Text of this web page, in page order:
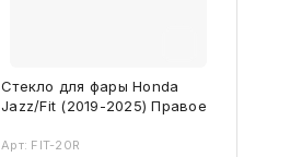
Стекло для фары Honda
Jazz/Fit (2019-2025) Правое
Арт: FIT-20R